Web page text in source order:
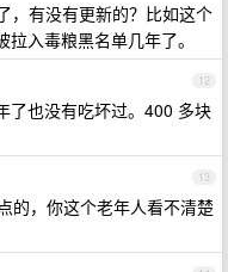
，有没有更新的？比如这个
入毒粮黑名单几年了。
12
了也没有吃坏过。400 多块
13
的，你这个老年人看不清楚